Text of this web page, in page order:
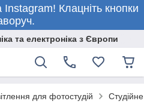
Клацніть кнопки
та електроніка з Європи
для фотостудій